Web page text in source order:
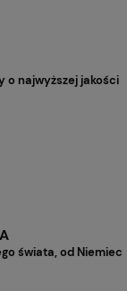
o najwyższej jakości
świata, od Niemiec